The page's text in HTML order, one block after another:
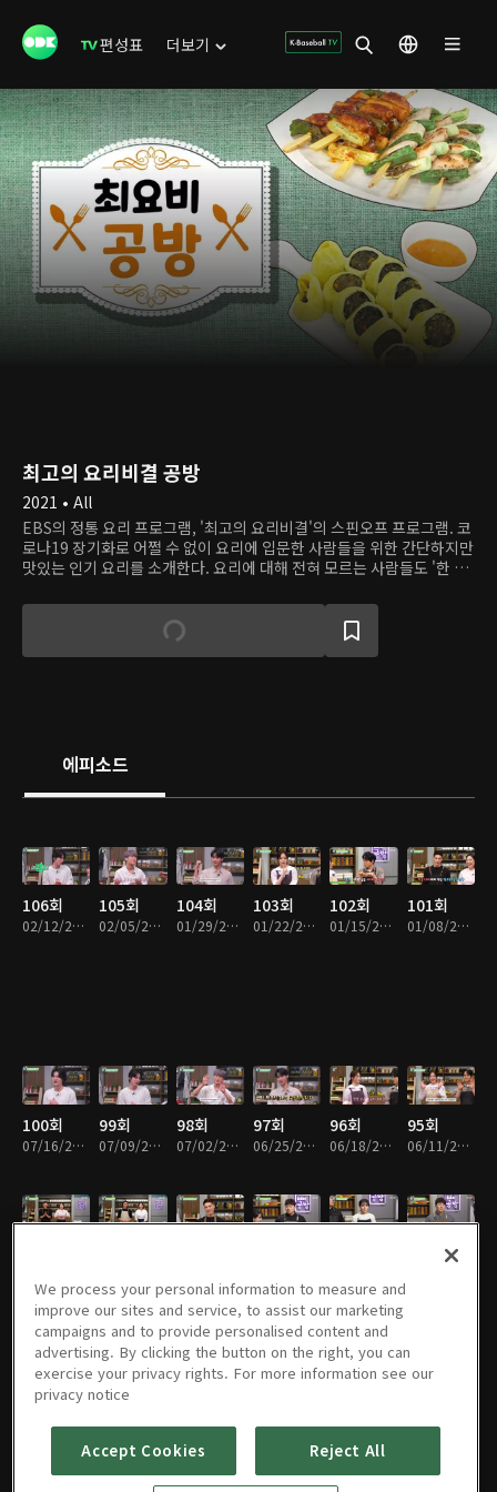
편성표 더보기
최고의 요리비결 공방
2021 • All
EBS의 정통 요리 프로그램, '최고의 요리비결'의 스핀오프 프로그램. 코
로나19 장기화로 어쩔 수 없이 요리에 입문한 사람들을 위한 간단하지만
맛있는 인기 요리를 소개한다. 요리에 대해 전혀 모르는 사람들도 '한 번
에피소드
106회
02/12/2023 • 26분
105회
02/05/2023 • 26분
104회
01/29/2023 • 27분
103회
01/22/2023 • 30분
102회
01/15/2023 • 29분
101회
01/08/2023 • 28분
100회
07/16/2022 • 26분
99회
07/09/2022 • 26분
98회
07/02/2022 • 26분
97회
06/25/2022 • 27분
96회
06/18/2022 • 30분
95회
06/11/2022 • 29분
88회
05/14/2022 • 15분
87회 86회 85회 84회 83회
We process your personal information to measure and
improve our sites and service, to assist our marketing
campaigns and to provide personalised content and
advertising. By clicking the button on the right, you can
exercise your privacy rights. For more information see our
privacy notice
Accept Cookies Reject All